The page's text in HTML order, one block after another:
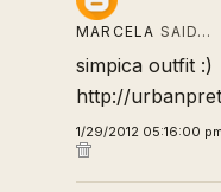
MARCELA SAID…
simpica outfit :)
http://
1/29/2012 05:16:00 pm